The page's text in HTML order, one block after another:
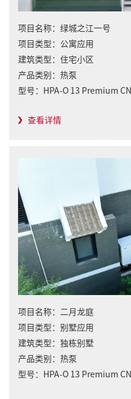
项目名称： 绿城之江一号
项目类型： 公寓应用
建筑类型： 住宅小区
产品类别： 热泵
型号：
HPA-O 13 Premium CN
查看详情
项目名称：
二月龙庭
项目类型： 别墅应用
建筑类型： 独栋别墅
产品类别： 热泵
型号：
HPA-O 13 Premium CN